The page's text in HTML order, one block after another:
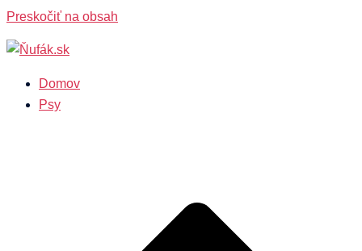
Preskočiť na obsah
Domov
Psy